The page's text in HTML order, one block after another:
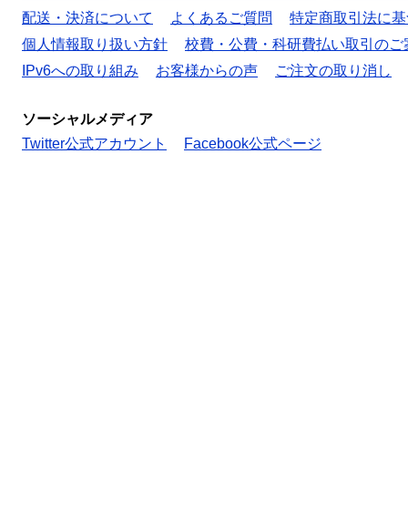
配送・決済について
よくあるご質問
特定商取引法に
個人情報取り扱い方針
校費・公費・科研費払い取引のご
IPv6への取り組み
お客様からの声 ご注文の取り消し
ソーシャルメディア
Twitter公式アカウント
Facebook公式ページ